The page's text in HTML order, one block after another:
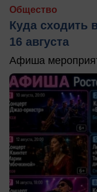
Общество
Куда сходить
16 августа
Афиша